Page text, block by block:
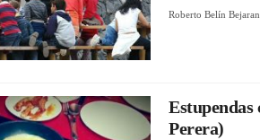
Roberto Belín
Estupendas
Perera)